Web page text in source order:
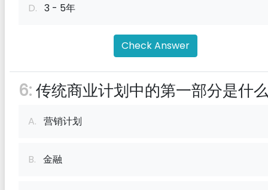
D. 3 - 5年
Check Answer
6:传统商业计划中的第一部分是什
A. 营销计划
B. 金融